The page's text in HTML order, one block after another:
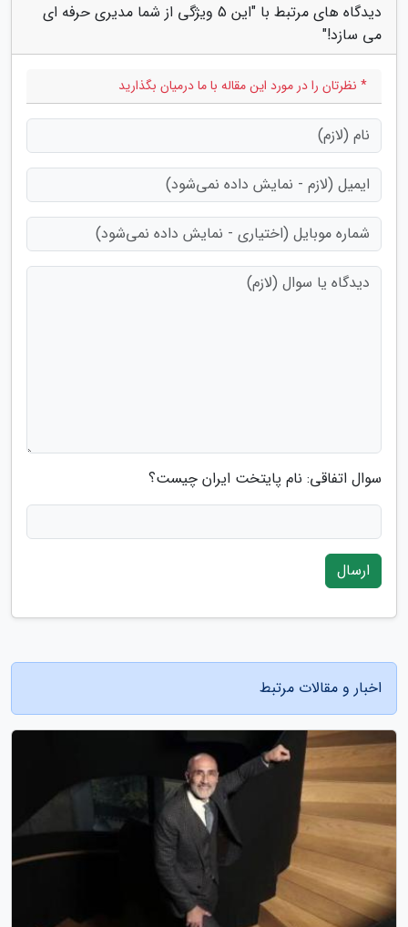
دیدگاه های مرتبط با "این 5 ویژگی از شما مدیری حرفه ای
می سازد!"
* نظرتان را در مورد این مقاله با ما درمیان بگذارید
سوال اتفاقی: نام پایتخت ایران چیست؟
ارسال
اخبار و مقالات مرتبط